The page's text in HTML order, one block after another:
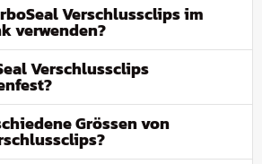
Verschlussclips im
verwenden?
Verschlussclips
Grössen von